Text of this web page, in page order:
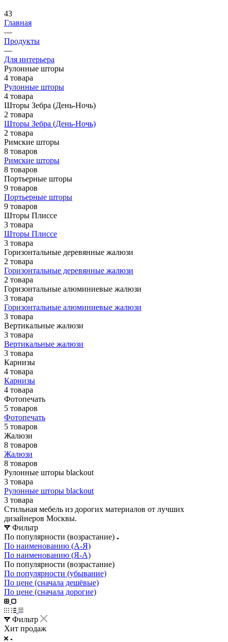
43
Главная
—
Продукты
—
Для интерьера
Рулонные шторы
4 товара
Рулонные шторы
4 товара
Шторы Зебра (День-Ночь)
2 товара
Шторы Зебра (День-Ночь)
2 товара
Римские шторы
8 товаров
Римские шторы
8 товаров
Портьерные шторы
9 товаров
Портьерные шторы
9 товаров
Шторы Плиссе
3 товара
Шторы Плиссе
3 товара
Горизонтальные деревянные жалюзи
2 товара
Горизонтальные деревянные жалюзи
2 товара
Горизонтальные алюминиевые жалюзи
3 товара
Горизонтальные алюминиевые жалюзи
3 товара
Вертикальные жалюзи
3 товара
Вертикальные жалюзи
3 товара
Карнизы
4 товара
Карнизы
4 товара
Фотопечать
5 товаров
Фотопечать
5 товаров
Жалюзи
8 товаров
Жалюзи
8 товаров
Рулонные шторы blackout
3 товара
Рулонные шторы blackout
3 товара
Стильная мебель из дорогих материалов от лучших
дизайнеров Москвы.
Фильтр
По популярности (возрастание)
По наименованию (А-Я)
По наименованию (Я-А)
По популярности (возрастание)
По популярности (убывание)
По цене (сначала дешёвые)
По цене (сначала дорогие)
Фильтр
Хит продаж